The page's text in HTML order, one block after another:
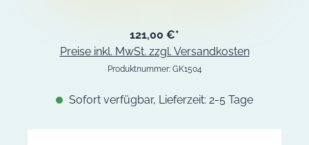
121,00 €*
Preise inkl. MwSt. zzgl. Versandkosten
Produktnummer: GK1504
Sofort verfügbar, Lieferzeit: 2-5 Tage